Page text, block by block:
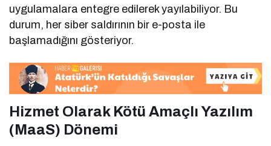
uygulamalara entegre edilerek yayılabiliyor. Bu
durum, her siber saldırının bir e-posta ile
başlamadığını gösteriyor.
Hizmet Olarak Kötü Amaçlı Yazılım
(MaaS) Dönemi